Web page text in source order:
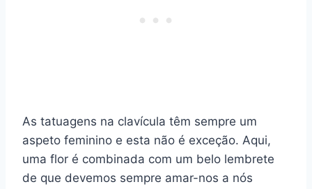
As tatuagens na clavícula têm sempre um
aspeto feminino e esta não é exceção. Aqui,
uma flor é combinada com um belo lembrete
de que devemos sempre amar-nos a nós